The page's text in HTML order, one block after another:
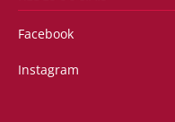
Facebook
Instagram